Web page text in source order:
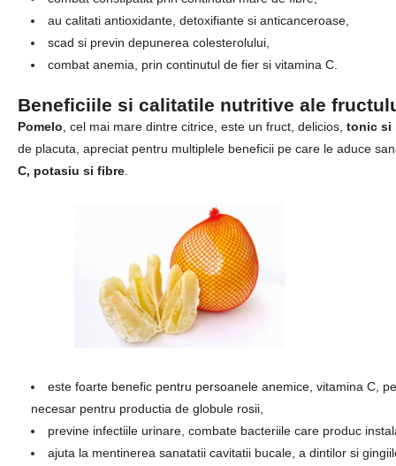
au calitati antioxidante, detoxifiante si anticanceroase,
scad si previn depunerea colesterolului,
combat anemia, prin continutul de fier si vitamina C.
Beneficiile si calitatile nutritive ale
Pomelo , cel mai mare dintre citrice, este un fruct, delicios, tonic si
de placuta, apreciat pentru multiplele beneficii pe care le aduce
C, potasiu si fibre
este foarte benefic pentru persoanele anemice, vitamina C,
necesar pentru productia de globule rosii,
previne infectiile urinare, combate bacteriile care produc
ajuta la mentinerea sanatatii cavitatii bucale, a dintilor si